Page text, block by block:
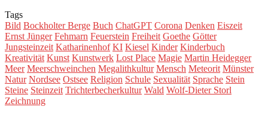
Tags
Bild Bockholter Berge Buch ChatGPT Corona Denken Eiszeit
Ernst Jünger Fehmarn Feuerstein Freiheit Goethe Götter
Jungsteinzeit Katharinenhof KI Kiesel Kinder Kinderbuch
Kreativität Kunst Kunstwerk Lost Place Magie Martin Heidegger
Meer Meerschweinchen Megalithkultur Mensch Meteorit Münster
Natur Nordsee Ostsee Religion Schule Sexualität Sprache Stein
Steine Steinzeit Trichterbecherkultur Wald Wolf-Dieter Storl
Zeichnung